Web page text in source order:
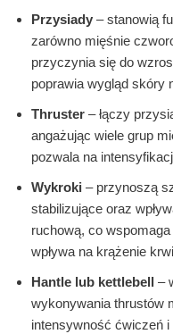
Przysiady – stanowią
zarówno mięśnie
przyczynia się do
poprawia wygląd skóry
Thruster – łączy
angażując wiele grup
pozwala na
Wykroki – przynoszą
stabilizujące oraz
ruchową, co
wpływa na krążenie
Hantle lub kettlebell –
wykonywania thrustów
intensywność ćwiczeń i